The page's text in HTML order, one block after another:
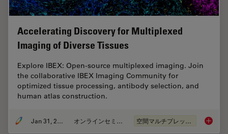
Accelerating Discovery for Multiplexed
Imaging of Diverse Tissues
Explore IBEX: Open-source multiplexed imaging. Join
the collaborative IBEX Imaging Community for
optimized tissue processing, antibody selection, and
human atlas construction.
Jan 31, 2024 オンラインセミナー 空間マルチプレックス